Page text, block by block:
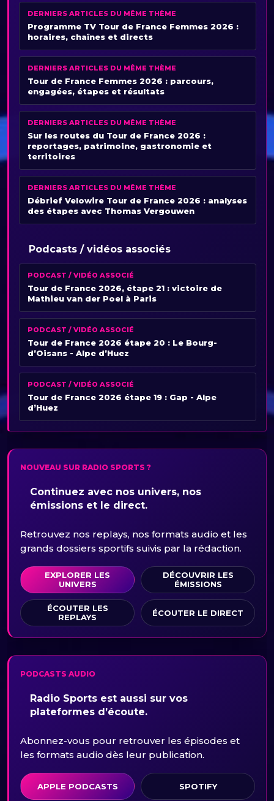
DERNIERS ARTICLES DU MÊME THÈME
Programme TV Tour de France Femmes 2026 :
horaires, chaînes et directs
DERNIERS ARTICLES DU MÊME THÈME
Tour de France Femmes 2026 : parcours,
engagées, étapes et résultats
DERNIERS ARTICLES DU MÊME THÈME
Sur les routes du Tour de France 2026 :
reportages, patrimoine, gastronomie et
territoires
DERNIERS ARTICLES DU MÊME THÈME
Débrief Velowire Tour de France 2026 : analyses
des étapes avec Thomas Vergouwen
Podcasts / vidéos associés
PODCAST / VIDÉO ASSOCIÉ
Tour de France 2026, étape 21 : victoire de
Mathieu van der Poel à Paris
PODCAST / VIDÉO ASSOCIÉ
Tour de France 2026 étape 20 : Le Bourg-
d’Oisans - Alpe d’Huez
PODCAST / VIDÉO ASSOCIÉ
Tour de France 2026 étape 19 : Gap - Alpe
d’Huez
NOUVEAU SUR RADIO SPORTS ?
Continuez avec nos univers, nos
émissions et le direct.
Retrouvez nos replays, nos formats audio et les
grands dossiers sportifs suivis par la rédaction.
EXPLORER LES
UNIVERS
DÉCOUVRIR LES
ÉMISSIONS
ÉCOUTER LES
REPLAYS
ÉCOUTER LE DIRECT
PODCASTS AUDIO
Radio Sports est aussi sur vos
plateformes d’écoute.
Abonnez-vous pour retrouver les épisodes et
les formats audio dès leur publication.
APPLE PODCASTS SPOTIFY